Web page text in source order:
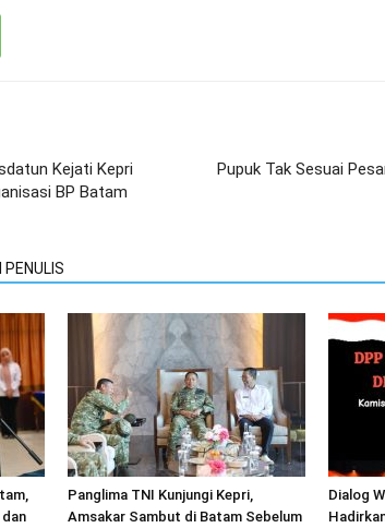
Kejati Kepri
BP Batam
Pupuk Tak Sesuai
PENULIS
Panglima TNI Kunjungi Kepri,
Amsakar Sambut di Batam Sebelum
Dialog